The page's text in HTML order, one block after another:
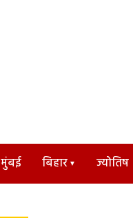
मुंबई बिहार ज्योतिष